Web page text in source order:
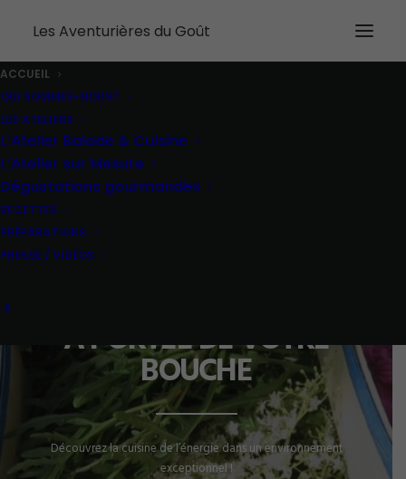
Les Aventurières du Goût
ACCUEIL
QUI SOMMES-NOUS?
LES ATELIERS
L’Atelier Balade & Cuisine
L’Atelier sur Mesure
Dégustations gourmandes
RECETTES
PRÉPARATIONS
PRESSE / VIDÉOS
À PORTÉE DE VOTRE
BOUCHE
Découvrez la cuisine de l’énergie dans un environnement
exceptionnel !